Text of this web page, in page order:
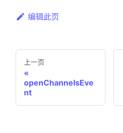
编辑此页
上一页
openChannelsEve
nt